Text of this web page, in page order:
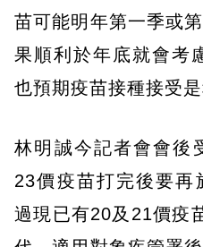
苗可能明年第一季或
果順利於年底就會考
也預期疫苗接種接受是
林明誠今記者會會後
23價疫苗打完後要再
過現已有20及21價疫